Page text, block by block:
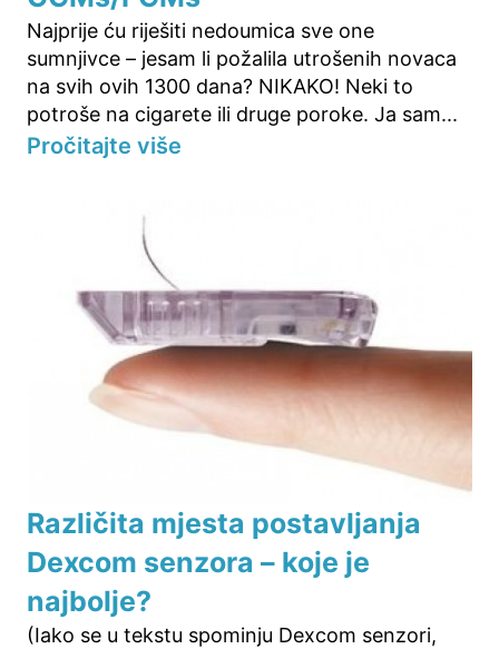
Najprije ću riješiti nedoumica sve one
sumnjivce – jesam li požalila utrošenih novaca
na svih ovih 1300 dana? NIKAKO! Neki to
potroše na cigarete ili druge poroke. Ja sam...
Pročitajte više
Različita mjesta postavljanja
Dexcom senzora – koje je
najbolje?
(Iako se u tekstu spominju Dexcom senzori,